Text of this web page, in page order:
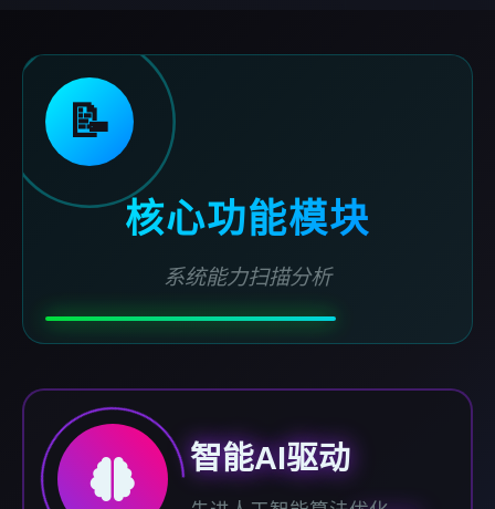
📝
核心功能模块
系统能力扫描分析
智能AI驱动